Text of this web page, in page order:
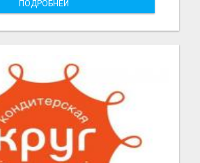
ПОДРОБНЕЙ